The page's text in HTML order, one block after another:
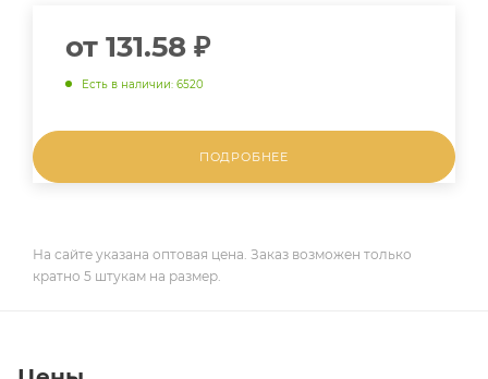
от 131.58 ₽
Есть в наличии: 6520
ПОДРОБНЕЕ
На сайте указана оптовая цена. Заказ возможен только
кратно 5 штукам на размер.